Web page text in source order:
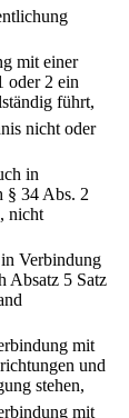
mit einer
oder 2 ein
führt,
nicht oder
in
§ 34 Abs. 2
nicht
Verbindung
Absatz 5 Satz
mit
und
stehen,
mit